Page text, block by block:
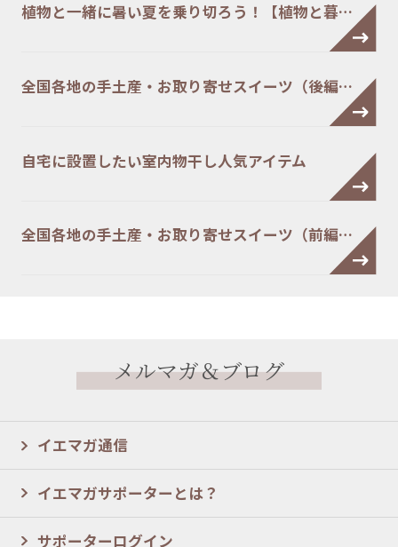
植物と一緒に暑い夏を乗り切ろう！【植物と暮…
全国各地の手土産・お取り寄せスイーツ（後編…
自宅に設置したい室内物干し人気アイテム
全国各地の手土産・お取り寄せスイーツ（前編…
メルマガ＆ブログ
イエマガ通信
イエマガサポーターとは？
サポーターログイン